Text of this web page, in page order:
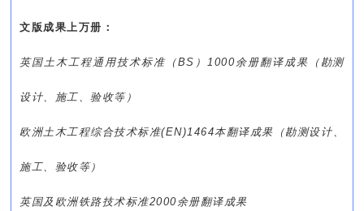
文版成果上万册：
英国土木工程通用技术标准（BS）1000余册翻译成果（勘测
设计、施工、验收等）
欧洲土木工程综合技术标准(EN)1464本翻译成果（勘测设计、
施工、验收等）
英国及欧洲铁路技术标准2000余册翻译成果